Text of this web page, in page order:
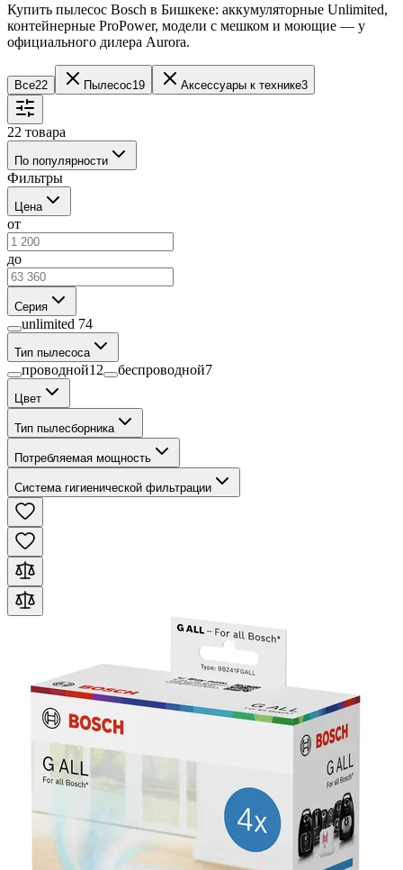
Купить пылесос Bosch в Бишкеке: аккумуляторные Unlimited,
контейнерные ProPower, модели с мешком и моющие — у
официального дилера Aurora.
Все22 Пылесос19 Аксессуары к технике3
22 товара
По популярности
Фильтры
Цена
от
до
Серия
unlimited 74
Тип пылесоса
проводной12 беспроводной7
Цвет
Тип пылесборника
Потребляемая мощность
Система гигиенической фильтрации